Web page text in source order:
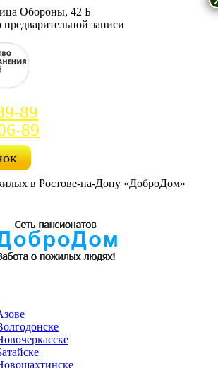
Обороны, 42 Б
записи
89
89
в Ростове-на-Дону «ДоброДом»